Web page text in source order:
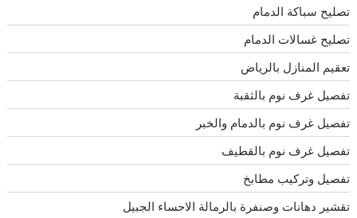
تصليح سباكة الدمام
تصليح غسالات الدمام
تعقيم المنازل بالرياض
تفصيل غرف نوم بالثقبة
تفصيل غرف نوم بالدمام والخبر
تفصيل غرف نوم بالقطيف
تفصيل وتركيب مطابخ
تقشير دهانات وصنفرة بالرمالة الاحساء الجبيل